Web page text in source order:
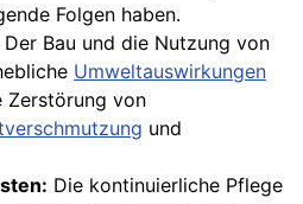
Folgen haben.
Der Bau und die Nutzung von
Umweltauswirkungen
Zerstörung von
und
Die kontinuierliche Pflege